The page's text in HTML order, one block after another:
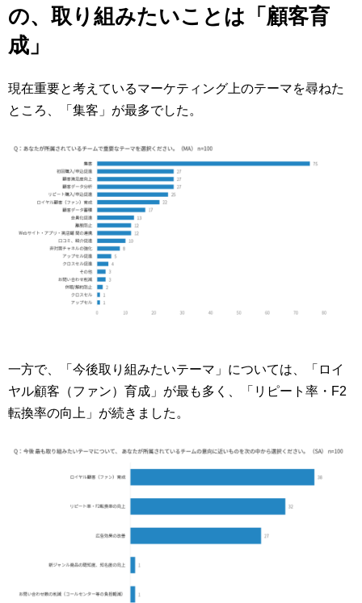
の、取り組みたいことは「顧客育
成」
現在重要と考えているマーケティング上のテーマを尋ねた
ところ、「集客」が最多でした。
一方で、「今後取り組みたいテーマ」については、「ロイ
ヤル顧客（ファン）育成」が最も多く、「リピート率・F2
転換率の向上」が続きました。